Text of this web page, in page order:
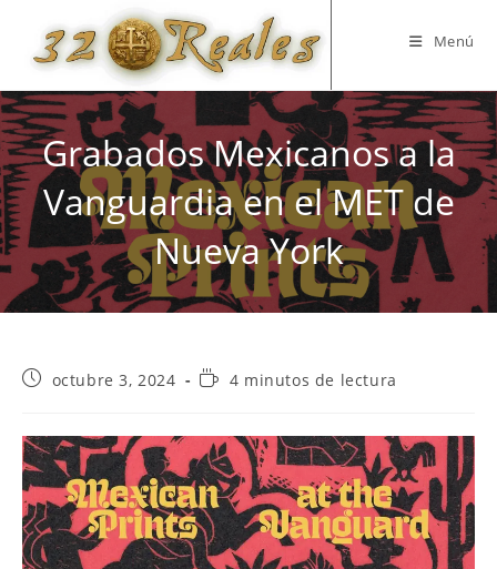
contenido
Menú
Grabados Mexicanos a la
Vanguardia en el MET de
Nueva York
Publicación
entrada:
octubre 3, 2024
Tiempo4 minutos de lectura